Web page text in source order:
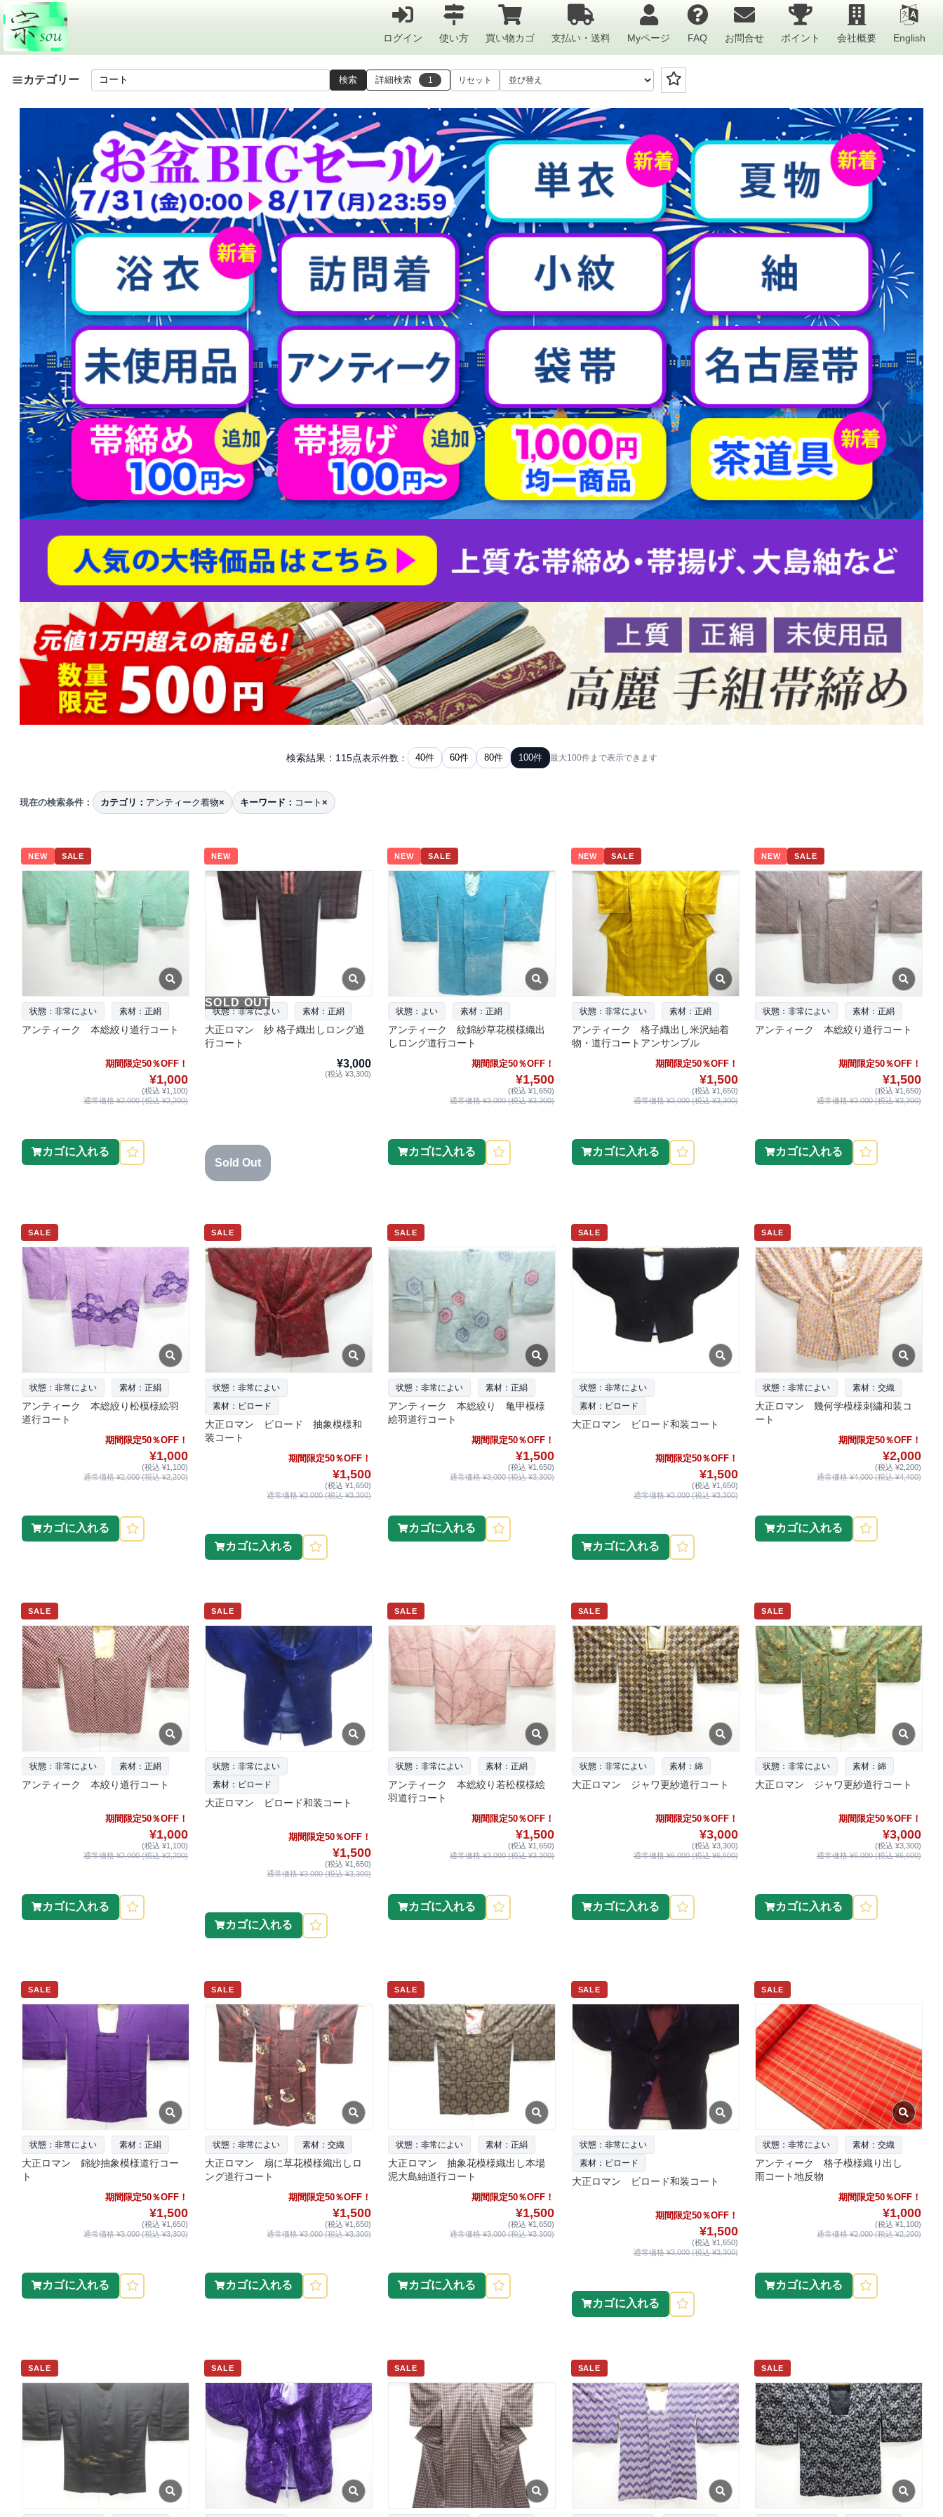
ログイン 使い方 買い物カゴ 支払い・送料 Myページ FAQ お問合せ ポイント 会社概要 English
カテゴリー 検索 詳細検索 1 リセット
検索結果：115点表示件数： 40件 60件 80件 100件 最大100件まで表示できます
現在の検索条件： カテゴリ： アンティーク着物× キーワード： コート ×
NEW SALE
状態：非常によい 素材：正絹
アンティーク 本総絞り道行コート
期間限定50％OFF！
¥1,000
(税込 ¥1,100)
通常価格 ¥2,000 (税込 ¥2,200)
カゴに入れる
NEW
SOLD OUT
状態：非常によい 素材：正絹
大正ロマン 紗 格子織出しロング道
行コート
¥3,000
(税込 ¥3,300)
Sold Out
NEW SALE
状態：よい 素材：正絹
アンティーク 紋錦紗草花模様織出
しロング道行コート
期間限定50％OFF！
¥1,500
(税込 ¥1,650)
通常価格 ¥3,000 (税込 ¥3,300)
カゴに入れる
NEW SALE
状態：非常によい 素材：正絹
アンティーク 格子織出し米沢紬着
物・道行コートアンサンブル
期間限定50％OFF！
¥1,500
(税込 ¥1,650)
通常価格 ¥3,000 (税込 ¥3,300)
カゴに入れる
NEW SALE
状態：非常によい 素材：正絹
アンティーク 本総絞り道行コート
期間限定50％OFF！
¥1,500
(税込 ¥1,650)
通常価格 ¥3,000 (税込 ¥3,300)
カゴに入れる
SALE
状態：非常によい 素材：正絹
アンティーク 本総絞り松模様絵羽
道行コート
期間限定50％OFF！
¥1,000
(税込 ¥1,100)
通常価格 ¥2,000 (税込 ¥2,200)
カゴに入れる
SALE
状態：非常によい
素材：ビロード
大正ロマン ビロード 抽象模様和
装コート
期間限定50％OFF！
¥1,500
(税込 ¥1,650)
通常価格 ¥3,000 (税込 ¥3,300)
カゴに入れる
SALE
状態：非常によい 素材：正絹
アンティーク 本総絞り 亀甲模様
絵羽道行コート
期間限定50％OFF！
¥1,500
(税込 ¥1,650)
通常価格 ¥3,000 (税込 ¥3,300)
カゴに入れる
SALE
状態：非常によい
素材：ビロード
大正ロマン ビロード和装コート
期間限定50％OFF！
¥1,500
(税込 ¥1,650)
通常価格 ¥3,000 (税込 ¥3,300)
カゴに入れる
SALE
状態：非常によい 素材：交織
大正ロマン 幾何学模様刺繍和装コ
ート
期間限定50％OFF！
¥2,000
(税込 ¥2,200)
通常価格 ¥4,000 (税込 ¥4,400)
カゴに入れる
SALE
状態：非常によい 素材：正絹
アンティーク 本絞り道行コート
期間限定50％OFF！
¥1,000
(税込 ¥1,100)
通常価格 ¥2,000 (税込 ¥2,200)
カゴに入れる
SALE
状態：非常によい
素材：ビロード
大正ロマン ビロード和装コート
期間限定50％OFF！
¥1,500
(税込 ¥1,650)
通常価格 ¥3,000 (税込 ¥3,300)
カゴに入れる
SALE
状態：非常によい 素材：正絹
アンティーク 本総絞り若松模様絵
羽道行コート
期間限定50％OFF！
¥1,500
(税込 ¥1,650)
通常価格 ¥3,000 (税込 ¥3,300)
カゴに入れる
SALE
状態：非常によい 素材：綿
大正ロマン ジャワ更紗道行コート
期間限定50％OFF！
¥3,000
(税込 ¥3,300)
通常価格 ¥6,000 (税込 ¥6,600)
カゴに入れる
SALE
状態：非常によい 素材：綿
大正ロマン ジャワ更紗道行コート
期間限定50％OFF！
¥3,000
(税込 ¥3,300)
通常価格 ¥6,000 (税込 ¥6,600)
カゴに入れる
SALE
状態：非常によい 素材：正絹
大正ロマン 錦紗抽象模様道行コー
ト
期間限定50％OFF！
¥1,500
(税込 ¥1,650)
通常価格 ¥3,000 (税込 ¥3,300)
カゴに入れる
SALE
状態：非常によい 素材：交織
大正ロマン 扇に草花模様織出しロ
ング道行コート
期間限定50％OFF！
¥1,500
(税込 ¥1,650)
通常価格 ¥3,000 (税込 ¥3,300)
カゴに入れる
SALE
状態：非常によい 素材：正絹
大正ロマン 抽象花模様織出し本場
泥大島紬道行コート
期間限定50％OFF！
¥1,500
(税込 ¥1,650)
通常価格 ¥3,000 (税込 ¥3,300)
カゴに入れる
SALE
状態：非常によい
素材：ビロード
大正ロマン ビロード和装コート
期間限定50％OFF！
¥1,500
(税込 ¥1,650)
通常価格 ¥3,000 (税込 ¥3,300)
カゴに入れる
SALE
状態：非常によい 素材：交織
アンティーク 格子模様織り出し
雨コート地反物
期間限定50％OFF！
¥1,000
(税込 ¥1,100)
通常価格 ¥2,000 (税込 ¥2,200)
カゴに入れる
SALE SALE SALE SALE SALE